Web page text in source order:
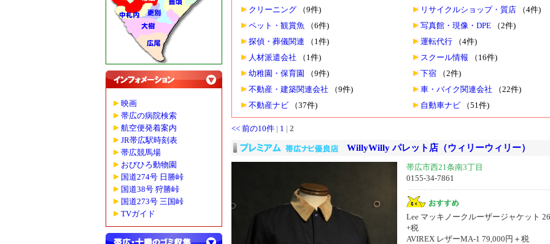
映画
帯広の病院検索
航空便発着案内
JR帯広駅時刻表
帯広競馬場
おびひろ動物園
国道274号 日勝峠
国道38号 狩勝峠
国道273号 三国峠
TVガイド
クリーニング （9件) リサイクルショップ・質店 （4件)
ペット・観賞魚
（6件) 写真館・現像・DPE （2件)
探偵・葬儀関連 （1件) 運転代行 （4件)
人材派遣会社 （1件) スクール情報 （16件)
幼稚園・保育園
（9件) 下宿 （2件)
不動産・建築関連会社 （9件) 車・バイク関連会社 （22件)
不動産ナビ （37件) 自動車ナビ （51件)
<< 前の10件 | 1 | 2
WillyWilly パレット店（ウィリーウィリー）
帯広市西21条南3丁目
0155-34-7861
Lee マッキノークルーザージャケット
+税
AVIREX レザーMA-1 79,000円＋税